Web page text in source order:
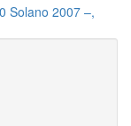
Solano 2007 –,